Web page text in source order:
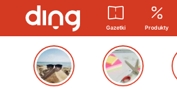
Gazetki Produkty